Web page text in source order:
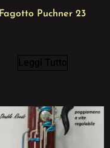
Fagotto Puchner 23